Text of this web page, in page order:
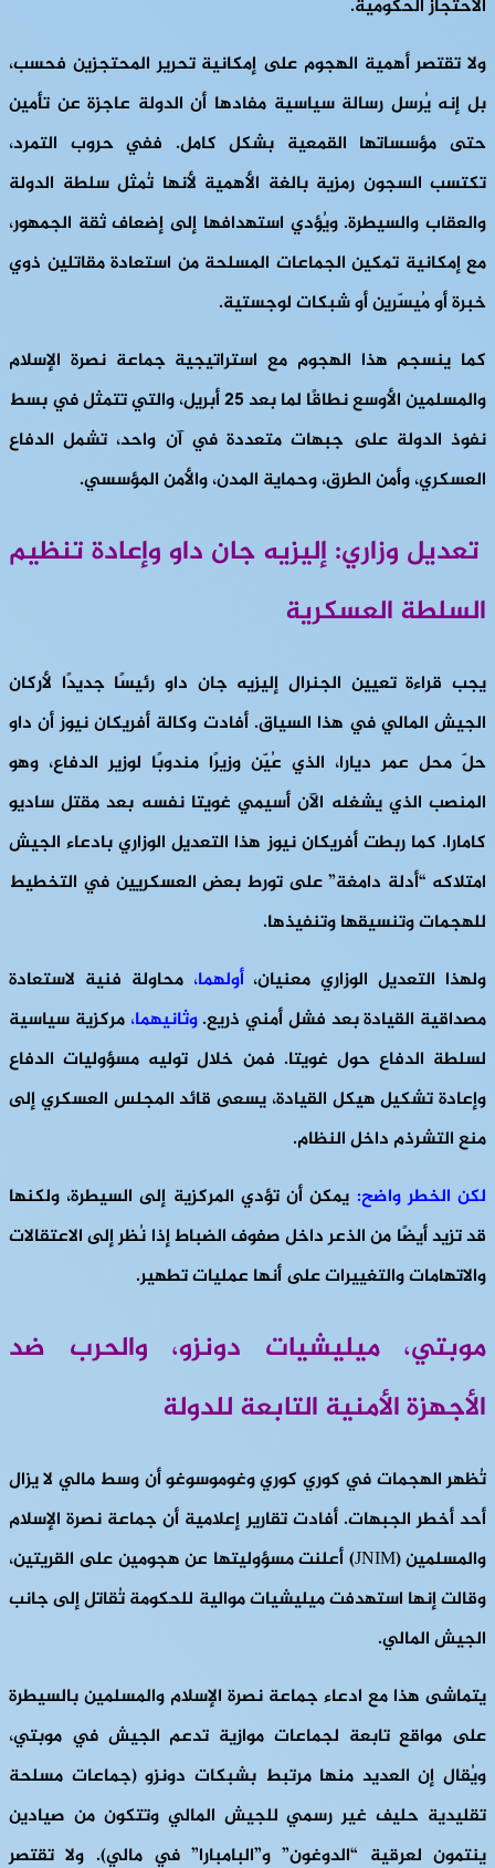
الاحتجاز الحكومية.
ولا تقتصر أهمية الهجوم على إمكانية تحرير المحتجزين فحسب،
بل إنه يُرسل رسالة سياسية مفادها أن الدولة عاجزة عن تأمين
حتى مؤسساتها القمعية بشكل كامل. ففي حروب التمرد،
تكتسب السجون رمزية بالغة الأهمية لأنها تُمثل سلطة الدولة
والعقاب والسيطرة. ويُؤدي استهدافها إلى إضعاف ثقة الجمهور،
مع إمكانية تمكين الجماعات المسلحة من استعادة مقاتلين ذوي
خبرة أو مُيسّرين أو شبكات لوجستية.
كما ينسجم هذا الهجوم مع استراتيجية جماعة نصرة الإسلام
والمسلمين الأوسع نطاقًا لما بعد ٢٥ أبريل، والتي تتمثل في بسط
نفوذ الدولة على جبهات متعددة في آن واحد، تشمل الدفاع
العسكري، وأمن الطرق، وحماية المدن، والأمن المؤسسي.
تعديل وزاري: إليزيه جان داو وإعادة تنظيم
السلطة العسكرية
يجب قراءة تعيين الجنرال إليزيه جان داو رئيسًا جديدًا لأركان
الجيش المالي في هذا السياق. أفادت وكالة أفريكان نيوز أن داو
حلّ محل عمر ديارا، الذي عُيّن وزيرًا مندوبًا لوزير الدفاع، وهو
المنصب الذي يشغله الآن أسيمي غويتا نفسه بعد مقتل ساديو
كامارا. كما ربطت أفريكان نيوز هذا التعديل الوزاري بادعاء الجيش
امتلاكه “أدلة دامغة” على تورط بعض العسكريين في التخطيط
للهجمات وتنسيقها وتنفيذها.
ولهذا التعديل الوزاري معنيان،أولهما، محاولة فنية لاستعادة
مصداقية القيادة بعد فشل أمني ذريع.وثانيهما، مركزية سياسية
لسلطة الدفاع حول غويتا. فمن خلال توليه مسؤوليات الدفاع
وإعادة تشكيل هيكل القيادة، يسعى قائد المجلس العسكري إلى
منع التشرذم داخل النظام.
لكن الخطر واضح: يمكن أن تؤدي المركزية إلى السيطرة، ولكنها
قد تزيد أيضًا من الذعر داخل صفوف الضباط إذا نُظر إلى الاعتقالات
والاتهامات والتغييرات على أنها عمليات تطهير.
موبتي، ميليشيات دونزو، والحرب ضد
الأجهزة الأمنية التابعة للدولة
تُظهر الهجمات في كوري كوري وغوموسوغو أن وسط مالي لا يزال
أحد أخطر الجبهات. أفادت تقارير إعلامية أن جماعة نصرة الإسلام
والمسلمين (JNIM) أعلنت مسؤوليتها عن هجومين على القريتين،
وقالت إنها استهدفت ميليشيات موالية للحكومة تُقاتل إلى جانب
الجيش المالي.
يتماشى هذا مع ادعاء جماعة نصرة الإسلام والمسلمين بالسيطرة
على مواقع تابعة لجماعات موازية تدعم الجيش في موبتي،
ويُقال إن العديد منها مرتبط بشبكات دونزو (جماعات مسلحة
تقليدية حليف غير رسمي للجيش المالي وتتكون من صيادين
ينتمون لعرقية “الدوغون” و”البامبارا” في مالي). ولا تقتصر